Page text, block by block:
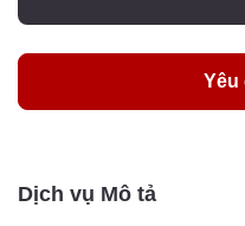
Yêu
Dịch vụ Mô tả